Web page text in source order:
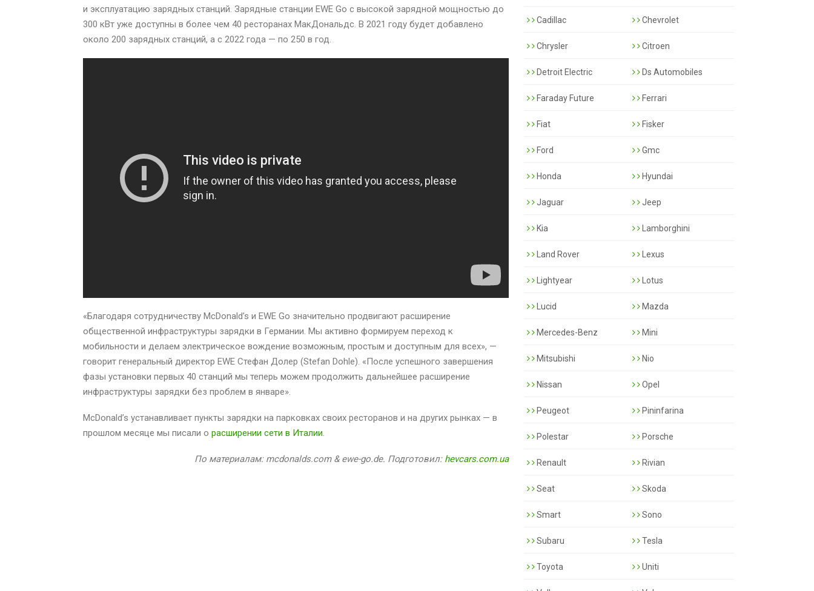
и эксплуатацию зарядных станций. Зарядные станции EWE Go с высокой зарядной мощностью до
300 кВт уже доступны в более чем 40 ресторанах МакДональдс. В 2021 году будет добавлено
около 200 зарядных станций, а с 2022 года — по 250 в год.
«Благодаря сотрудничеству McDonald’s и EWE Go значительно продвигают расширение
общественной инфраструктуры зарядки в Германии. Мы активно формируем переход к
мобильности и делаем электрическое вождение возможным, простым и доступным для всех», —
говорит генеральный директор EWE Стефан Долер (Stefan Dohle). «После успешного завершения
фазы установки первых 40 станций мы теперь можем продолжить дальнейшее расширение
инфраструктуры зарядки без проблем в январе».
McDonald’s устанавливает пункты зарядки на парковках своих ресторанов и на других рынках — в
прошлом месяце мы писали о расширении сети в Италии.
По материалам: mcdonalds.com & ewe-go.de. Подготовил: hevcars.com.ua
Cadillac Chevrolet
Chrysler Citroen
Detroit Electric Ds Automobiles
Faraday Future Ferrari
Fiat Fisker
Ford Gmc
Honda Hyundai
Jaguar Jeep
Kia Lamborghini
Land Rover Lexus
Lightyear Lotus
Lucid Mazda
Mercedes-Benz Mini
Mitsubishi Nio
Nissan Opel
Peugeot Pininfarina
Polestar Porsche
Renault Rivian
Seat Skoda
Smart Sono
Subaru Tesla
Toyota Uniti